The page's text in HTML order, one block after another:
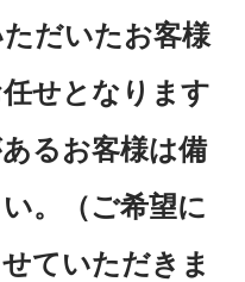
だいたお客様
せとなります
るお客様は備
。（ご希望に
ていただきま